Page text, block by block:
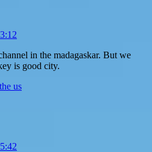
in the madagaskar. But we
is good city.
us